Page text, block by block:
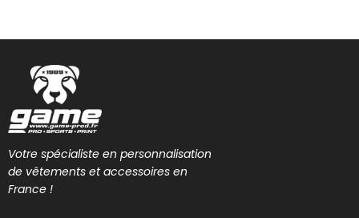
Votre spécialiste en personnalisation
de vêtements et accessoires en
France !